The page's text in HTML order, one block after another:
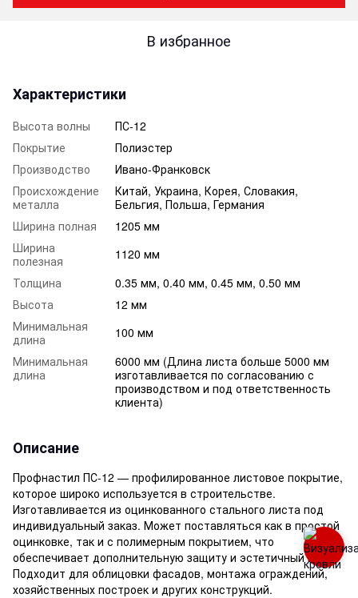
В избранное
Характеристики
Высота волны
ПС-12
Покрытие
Полиэстер
Производство
Ивано-Франковск
Происхождение
металла
Китай, Украина, Корея, Словакия,
Бельгия, Польша, Германия
Ширина полная
1205 мм
Ширина
полезная
1120 мм
Толщина
0.35 мм, 0.40 мм, 0.45 мм, 0.50 мм
Высота
12 мм
Минимальная
длина
100 мм
Минимальная
длина
6000 мм (Длина листа больше 5000 мм
изготавливается по согласованию с
производством и под ответственность
клиента)
Описание
Профнастил ПС-12 — профилированное листовое покрытие,
которое широко используется в строительстве.
Изготавливается из оцинкованного стального листа под
индивидуальный заказ. Может поставляться как в простой
оцинковке, так и с полимерным покрытием, что
обеспечивает дополнительную защиту и эстетичный вид.
Подходит для облицовки фасадов, монтажа ограждений,
хозяйственных построек и других конструкций.